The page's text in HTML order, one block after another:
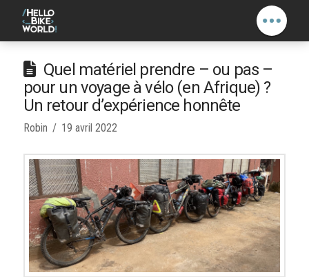
Quel matériel prendre – ou pas –
pour un voyage à vélo (en Afrique) ?
Un retour d’expérience honnête
Robin 19 avril 2022